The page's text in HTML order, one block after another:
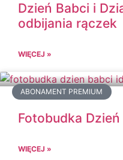
Dzień Babci i
odbijania rączek
WIĘCEJ »
ABONAMENT PREMIUM
Fotobudka
WIĘCEJ »